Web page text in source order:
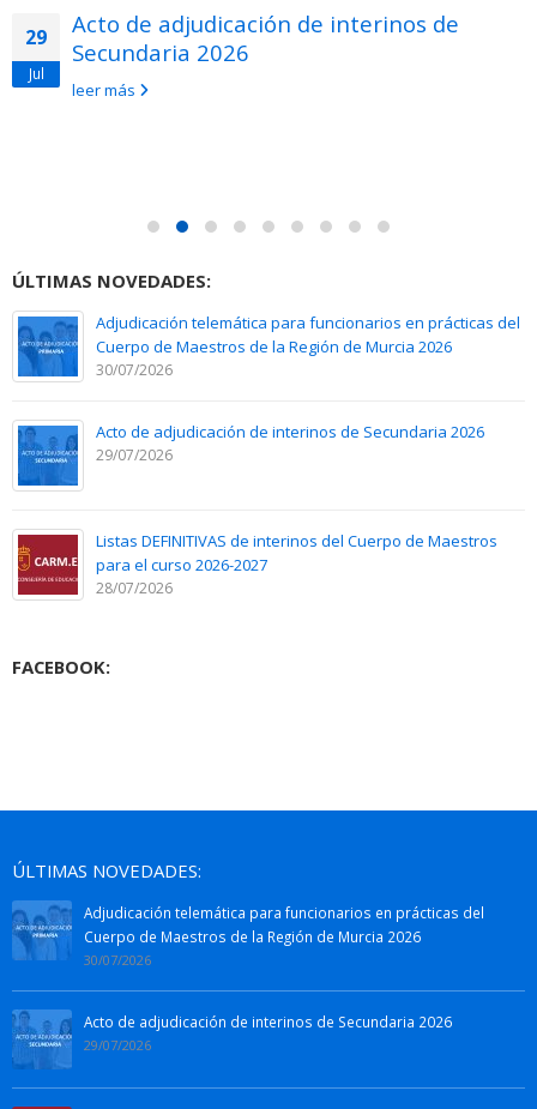
29
Jul
Acto de adjudicación de interinos de
Secundaria 2026
leer más
ÚLTIMAS NOVEDADES:
Adjudicación telemática para funcionarios en prácticas del
Cuerpo de Maestros de la Región de Murcia 2026
30/07/2026
Acto de adjudicación de interinos de Secundaria 2026
29/07/2026
Listas DEFINITIVAS de interinos del Cuerpo de Maestros
para el curso 2026-2027
28/07/2026
FACEBOOK:
ÚLTIMAS NOVEDADES:
Adjudicación telemática para funcionarios en prácticas del
Cuerpo de Maestros de la Región de Murcia 2026
30/07/2026
Acto de adjudicación de interinos de Secundaria 2026
29/07/2026